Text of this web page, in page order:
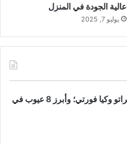
عالية الجودة في المنزل
يوليو 7, 2025
الفرق بين كيا سيراتو وكيا فورتي؛ وأبرز 8 عيوب في